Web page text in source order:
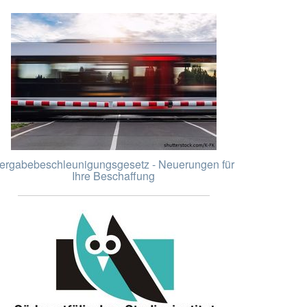
- Neuerungen für
Ihre Beschaffung